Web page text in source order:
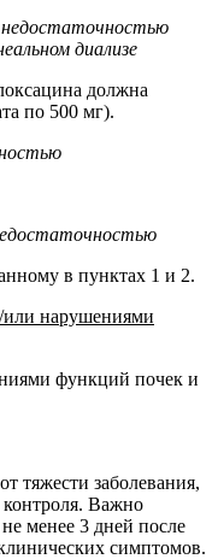
диализе
должна
по 500 мг).
в пунктах 1 и 2.
или нарушениями
функций почек и
тяжести заболевания,
контроля. Важно
менее 3 дней после
симптомов.